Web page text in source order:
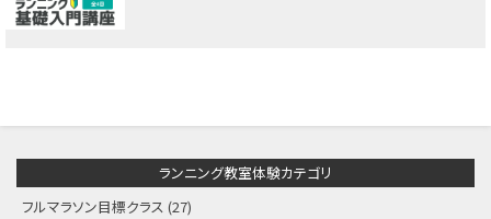
ランニング教室体験カテゴリ
フルマラソン目標クラス (27)